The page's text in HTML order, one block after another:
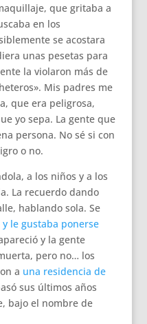
que gritaba a
en los
se acostara
unas pesetas para
la violaron más de
Mis padres me
que era peligrosa,
yo sepa. La gente que
persona. No sé si con
o no.
a los niños y a los
La recuerdo dando
hablando sola. Se
le gustaba ponerse
y la gente
pero no… los
a una residencia de
sus últimos años
bajo el nombre de